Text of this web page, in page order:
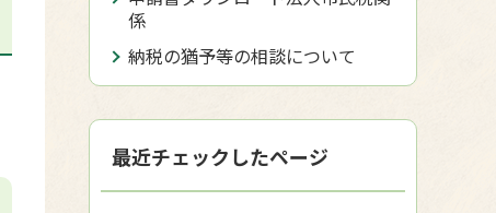
係
納税の猶予等の相談について
最近チェックしたページ